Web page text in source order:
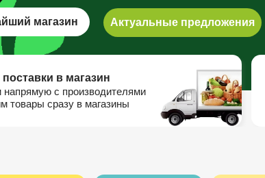
в магазин
напрямую с производителями
товары сразу в магазины
магазин Актуальные предложения